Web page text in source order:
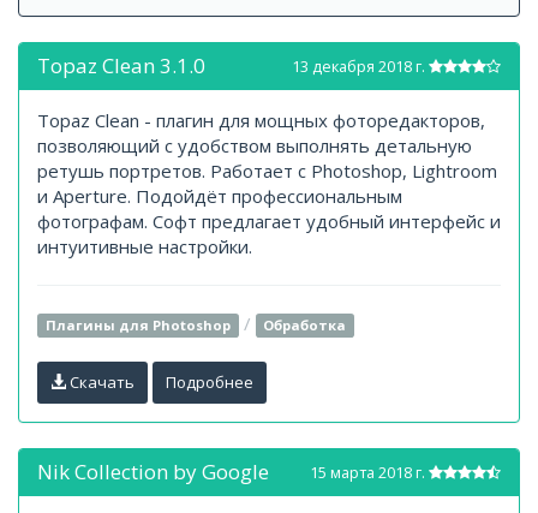
13 декабря 2018 г.
Topaz Clean 3.1.0
Topaz Clean - плагин для мощных фоторедакторов,
позволяющий с удобством выполнять детальную
ретушь портретов. Работает с Photoshop, Lightroom
и Aperture. Подойдёт профессиональным
фотографам. Софт предлагает удобный интерфейс и
интуитивные настройки.
Плагины для Photoshop / Обработка
Скачать Подробнее
15 марта 2018 г.
Nik Collection by Google